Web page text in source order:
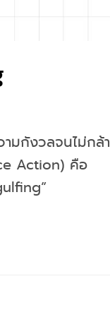
มกังวลจนไม่กล้า
Action) คือ